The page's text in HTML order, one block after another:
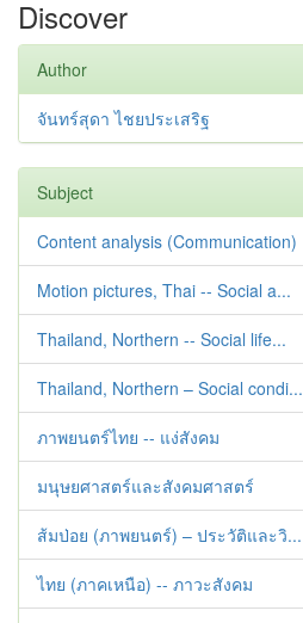
Discover
Author
จันทร์สุดา ไชยประเสริฐ
Subject
Content analysis (Communication)
Motion pictures, Thai -- Social a...
Thailand, Northern -- Social life...
Thailand, Northern – Social condi...
ภาพยนตร์ไทย -- แง่สังคม
มนุษยศาสตร์และสังคมศาสตร์
ส้มป่อย (ภาพยนตร์) – ประวัติและวิ...
ไทย (ภาคเหนือ) -- ภาวะสังคม